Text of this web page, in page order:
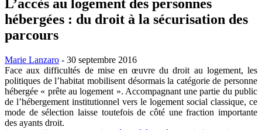
L’accès au logement des personnes
hébergées : du droit à la sécurisation des
parcours
Marie Lanzaro - 30 septembre 2016
Face aux difficultés de mise en œuvre du droit au logement, les
politiques de l’habitat mobilisent désormais la catégorie de personne
hébergée « prête au logement ». Accompagnant une partie du public
de l’hébergement institutionnel vers le logement social classique, ce
mode de sélection laisse toutefois de côté une fraction importante
des ayants droit.